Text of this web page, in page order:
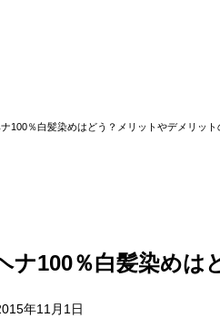
100％白髪染めはどう？メリットやデメリット
ナ100％白髪染めは
年11月1日